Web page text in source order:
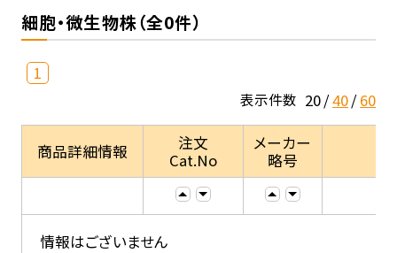
細胞・微生物株（全0件）
1
表示件数 20 40 60
商品詳細情報
注文
Cat.No
メーカー
略号
情報はございません